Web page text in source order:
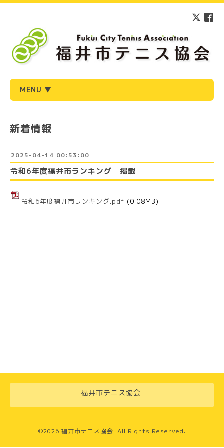
MENU ▼
新着情報
2025-04-14 00:53:00
令和6年度福井市ランキング 掲載
令和6年度福井市ランキング.pdf (0.08MB)
福井市テニス協会
©2026 福井市テニス協会. All Rights Reserved.